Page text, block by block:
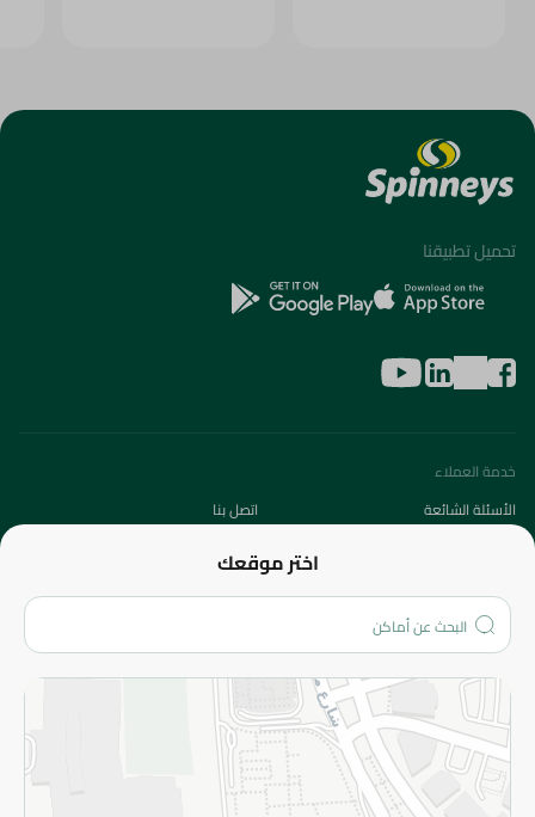
اختر موقعك
تحميل تطبيقنا
خدمة العملاء
الأسئلة الشائعة
اتصل بنا
من نحن؟
الفروع
المزيد
الاسترجاع
سياسة الاستخدام
سياسة الخصوصية
قم بالتسجيل للنشرة